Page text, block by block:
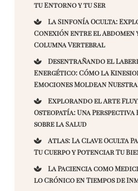
tu Entorno y tu Ser
La Sinfonía Oculta:
Conexión entre el Abdomen
Columna Vertebral
Desentrañando el
Energético: Cómo la
Emociones Moldean
Explorando el Arte
Osteopatía: Una
sobre la Salud
Atlas: La Clave Oculta
Tu Cuerpo y Potenciar Tu
La Paciencia como
lo Crónico en Tiempos de